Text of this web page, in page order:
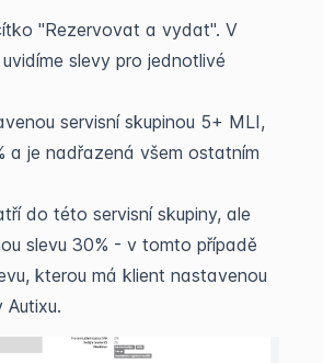
"Rezervovat a vydat". V
slevy pro jednotlivé
servisní skupinou 5+ MLI,
a je nadřazená všem ostatním
do této servisní skupiny, ale
slevu 30% - v tomto případě
kterou má klient nastavenou
Autixu.